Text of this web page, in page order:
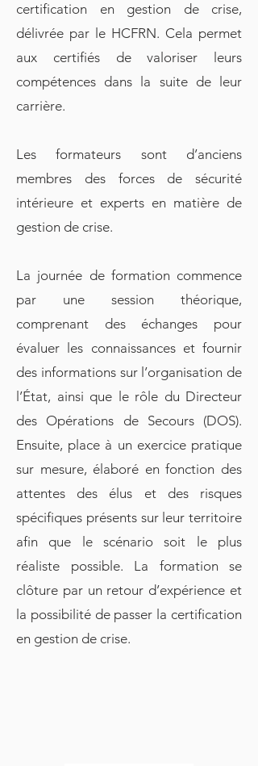
certification en gestion de crise,
délivrée par le HCFRN. Cela permet
aux certifiés de valoriser leurs
compétences dans la suite de leur
carrière.
Les formateurs sont d’anciens
membres des forces de sécurité
intérieure et experts en matière de
gestion de crise.
La journée de formation commence
par une session théorique,
comprenant des échanges pour
évaluer les connaissances et fournir
des informations sur l’organisation de
l’État, ainsi que le rôle du Directeur
des Opérations de Secours (DOS).
Ensuite, place à un exercice pratique
sur mesure, élaboré en fonction des
attentes des élus et des risques
spécifiques présents sur leur territoire
afin que le scénario soit le plus
réaliste possible. La formation se
clôture par un retour d’expérience et
la possibilité de passer la certification
en gestion de crise.